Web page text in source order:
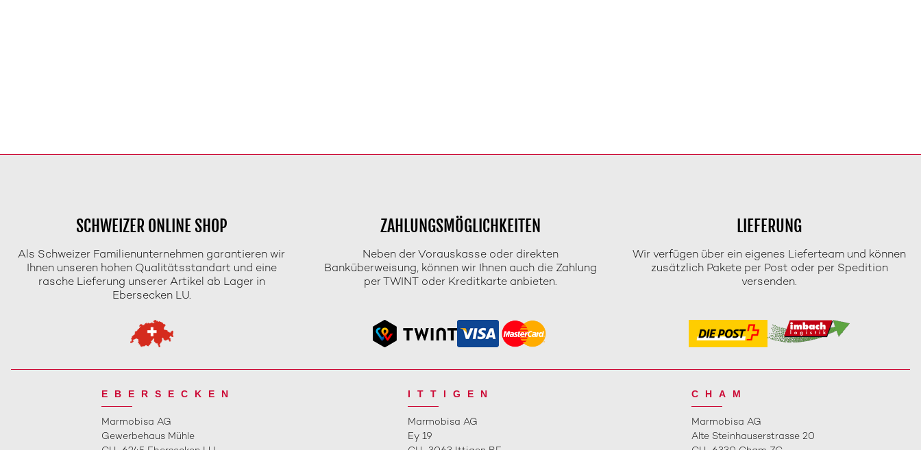
SCHWEIZER ONLINE SHOP
Als Schweizer Familienunternehmen garantieren wir
Ihnen unseren hohen Qualitätsstandart und eine
rasche Lieferung unserer Artikel ab Lager in
Ebersecken LU.
ZAHLUNGSMÖGLICHKEITEN
Neben der Vorauskasse oder direkten
Banküberweisung, können wir Ihnen auch die Zahlung
per TWINT oder Kreditkarte anbieten.
LIEFERUNG
Wir verfügen über ein eigenes Lieferteam und können
zusätzlich Pakete per Post oder per Spedition
versenden.
EBERSECKEN
Marmobisa AG
Gewerbehaus Mühle
ITTIGEN
Marmobisa AG
Ey 19
CHAM
Marmobisa AG
Alte Steinhauserstrasse 20